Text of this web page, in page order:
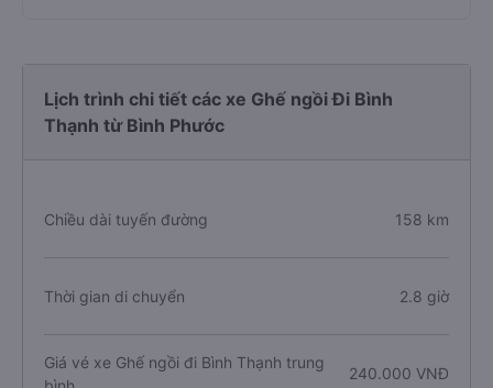
Lịch trình chi tiết các xe Ghế ngồi Đi Bình
Thạnh từ Bình Phước
Chiều dài tuyến đường 158 km
Thời gian di chuyển 2.8 giờ
Giá vé xe Ghế ngồi đi Bình Thạnh trung
240.000 VNĐ